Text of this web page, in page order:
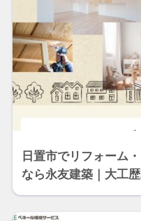
日置市でリフォーム
なら永友建築｜大工